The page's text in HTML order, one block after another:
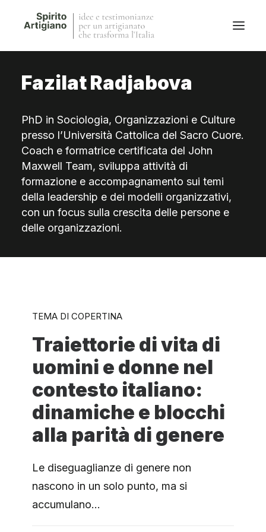
Questo sito
Stories
QFG
Collaborano con noi
Fazilat Radjabova
PhD in Sociologia, Organizzazioni e Culture
presso l’Università Cattolica del Sacro Cuore.
Coach e formatrice certificata del John
Maxwell Team, sviluppa attività di
formazione e accompagnamento sui temi
della leadership e dei modelli organizzativi,
con un focus sulla crescita delle persone e
delle organizzazioni.
TEMA DI COPERTINA
Traiettorie di vita di
uomini e donne nel
contesto italiano:
dinamiche e blocchi
alla parità di genere
Le diseguaglianze di genere non
nascono in un solo punto, ma si
accumulano…